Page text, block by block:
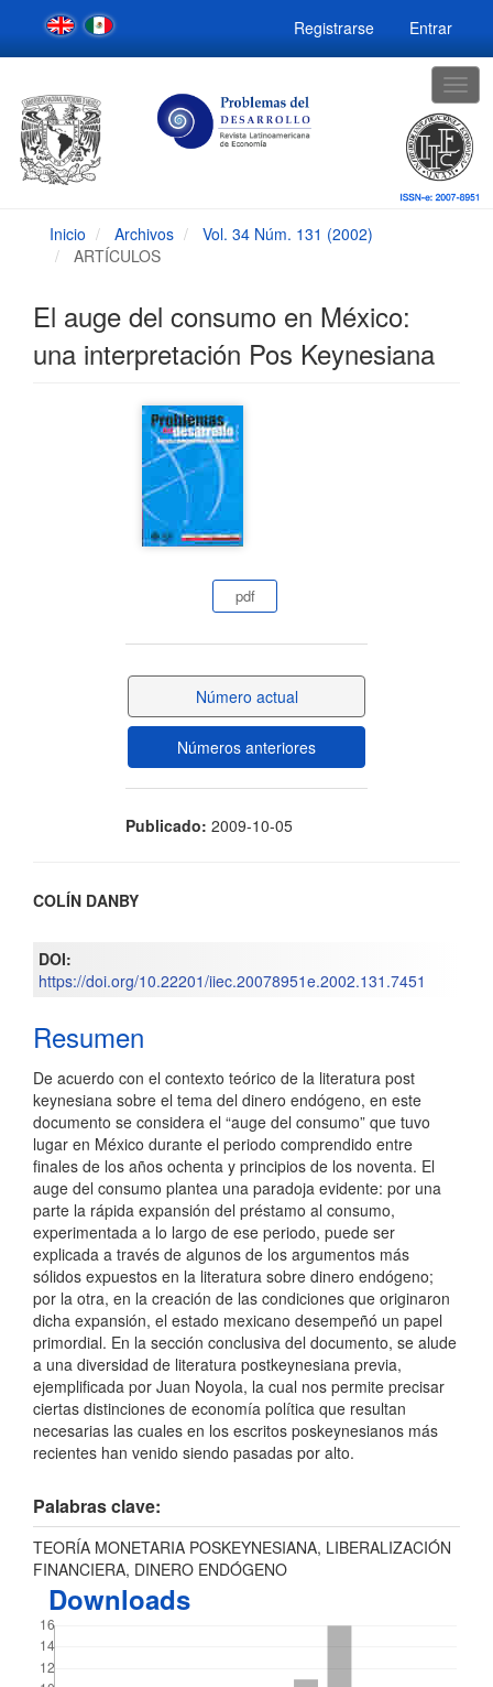
Navegación
principal
Contenido
Barra
lateral
Registrarse Entrar
Inicio Archivos
Vol. 34 Núm. 131 (2002)
ARTÍCULOS
El auge del consumo en México:
una interpretación Pos Keynesiana
pdf
Número actual
Números anteriores
Publicado: 2009-10-05
Contenido
principal
del
artículo
COLÍN DANBY
DOI:
https://doi.org/10.22201/iiec.20078951e.2002.131.7451
Resumen
De acuerdo con el contexto teórico de la literatura post
keynesiana sobre el tema del dinero endógeno, en este
documento se considera el “auge del consumo” que tuvo
lugar en México durante el periodo comprendido entre
finales de los años ochenta y principios de los noventa. El
auge del consumo plantea una paradoja evidente: por una
parte la rápida expansión del préstamo al consumo,
experimentada a lo largo de ese periodo, puede ser
explicada a través de algunos de los argumentos más
sólidos expuestos en la literatura sobre dinero endógeno;
por la otra, en la creación de las condiciones que originaron
dicha expansión, el estado mexicano desempeñó un papel
primordial. En la sección conclusiva del documento, se alude
a una diversidad de literatura postkeynesiana previa,
ejemplificada por Juan Noyola, la cual nos permite precisar
ciertas distinciones de economía política que resultan
necesarias las cuales en los escritos poskeynesianos más
recientes han venido siendo pasadas por alto.
Palabras clave:
TEORÍA MONETARIA POSKEYNESIANA, LIBERALIZACIÓN
FINANCIERA, DINERO ENDÓGENO
Downloads